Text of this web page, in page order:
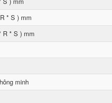
* S ) mm
R * S ) mm
minh